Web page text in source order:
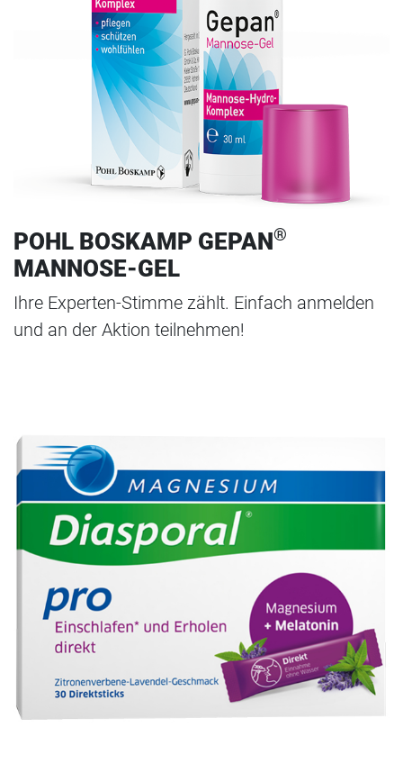
POHL BOSKAMP GEPAN®
MANNOSE-GEL
Ihre Experten-Stimme zählt. Einfach anmelden
und an der Aktion teilnehmen!